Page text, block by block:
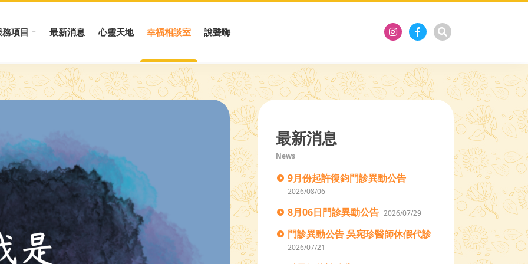
務項目 最新消息 心靈天地 幸福相談室 說聲嗨
最新消息
News
9月份起許復鈞門診異動公告
2026/08/06
8月06日門診異動公告 2026/07/29
門診異動公告 吳宛珍醫師休假代診
2026/07/21